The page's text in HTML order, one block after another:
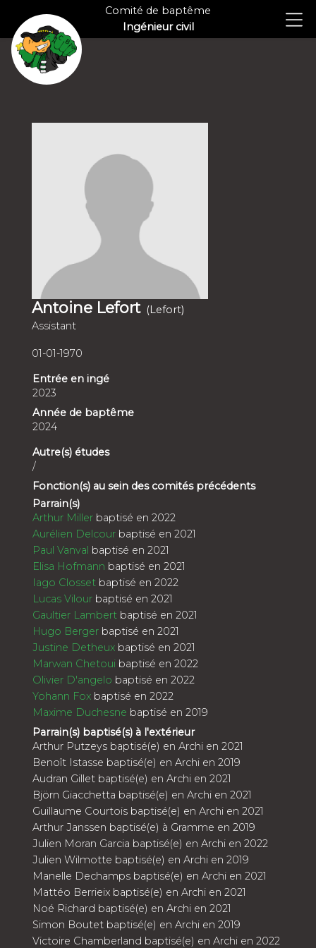
Comité de baptême
Ingénieur civil
Antoine Lefort (Lefort)
Assistant
01-01-1970
Entrée en ingé
2023
Année de baptême
2024
Autre(s) études
/
Fonction(s) au sein des comités précédents
Parrain(s)
Arthur Miller baptisé en 2022
Aurélien Delcour baptisé en 2021
Paul Vanval baptisé en 2021
Elisa Hofmann baptisé en 2021
Iago Closset baptisé en 2022
Lucas Vilour baptisé en 2021
Gaultier Lambert baptisé en 2021
Hugo Berger baptisé en 2021
Justine Detheux baptisé en 2021
Marwan Chetoui baptisé en 2022
Olivier D'angelo baptisé en 2022
Yohann Fox baptisé en 2022
Maxime Duchesne baptisé en 2019
Parrain(s) baptisé(s) à l'extérieur
Arthur Putzeys baptisé(e) en Archi en 2021
Benoît Istasse baptisé(e) en Archi en 2019
Audran Gillet baptisé(e) en Archi en 2021
Björn Giacchetta baptisé(e) en Archi en 2021
Guillaume Courtois baptisé(e) en Archi en 2021
Arthur Janssen baptisé(e) à Gramme en 2019
Julien Moran Garcia baptisé(e) en Archi en 2022
Julien Wilmotte baptisé(e) en Archi en 2019
Manelle Dechamps baptisé(e) en Archi en 2021
Mattéo Berrieix baptisé(e) en Archi en 2021
Noé Richard baptisé(e) en Archi en 2021
Simon Boutet baptisé(e) en Archi en 2019
Victoire Chamberland baptisé(e) en Archi en 2022